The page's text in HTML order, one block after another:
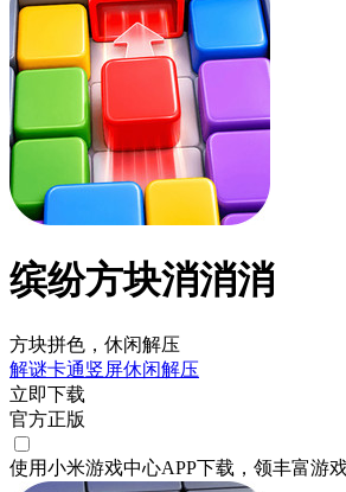
缤纷方块消消消
方块拼色，休闲解压
解谜卡通竖屏休闲解压
立即下载
官方正版
使用小米游戏中心APP下载 ，领丰富游